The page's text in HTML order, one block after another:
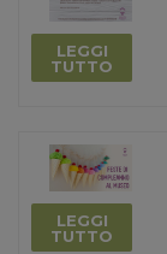
LEGGI
TUTTO
LEGGI
TUTTO